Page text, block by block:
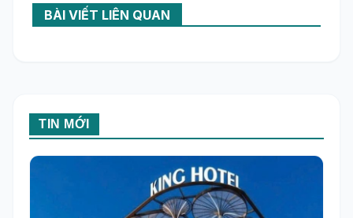
BÀI VIẾT LIÊN QUAN
TIN MỚI